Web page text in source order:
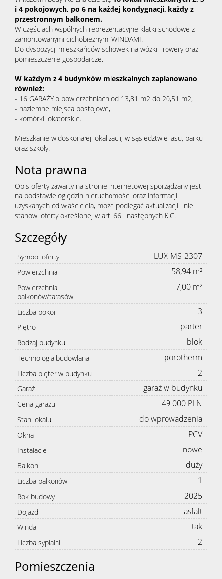
i 4 pokojowych, po 6 na każdej kondygnacji, każdy z
przestronnym balkonem.
W częściach wspólnych reprezentacyjne klatki schodowe z
zamontowanymi cichobieżnymi WINDAMI.
Do dyspozycji mieszkańców schowek na wózki i rowery oraz
pomieszczenie gospodarcze.
W każdym z 4 budynków mieszkalnych zaplanowano
również:
- 16 GARAŻY o powierzchniach od 13,81 m2 do 20,51 m2,
- naziemne miejsca postojowe,
- komórki lokatorskie.
Mieszkanie w doskonałej lokalizacji, w sąsiedztwie lasu, parku
oraz szkoły.
Nota prawna
Opis oferty zawarty na stronie internetowej sporządzany jest
na podstawie oględzin nieruchomości oraz informacji
uzyskanych od właściciela, może podlegać aktualizacji i nie
stanowi oferty określonej w art. 66 i następnych K.C.
Szczegóły
Symbol oferty LUX-MS-2307
Powierzchnia 58,94 m²
Powierzchnia
balkonów/tarasów
7,00 m²
Liczba pokoi 3
Piętro parter
Rodzaj budynku blok
Technologia budowlana porotherm
Liczba pięter w budynku 2
Garaż garaż w budynku
Cena garażu 49 000 PLN
Stan lokalu do wprowadzenia
Okna PCV
Instalacje nowe
Balkon duży
Liczba balkonów 1
Rok budowy 2025
Dojazd asfalt
Winda tak
Liczba sypialni 2
Pomieszczenia